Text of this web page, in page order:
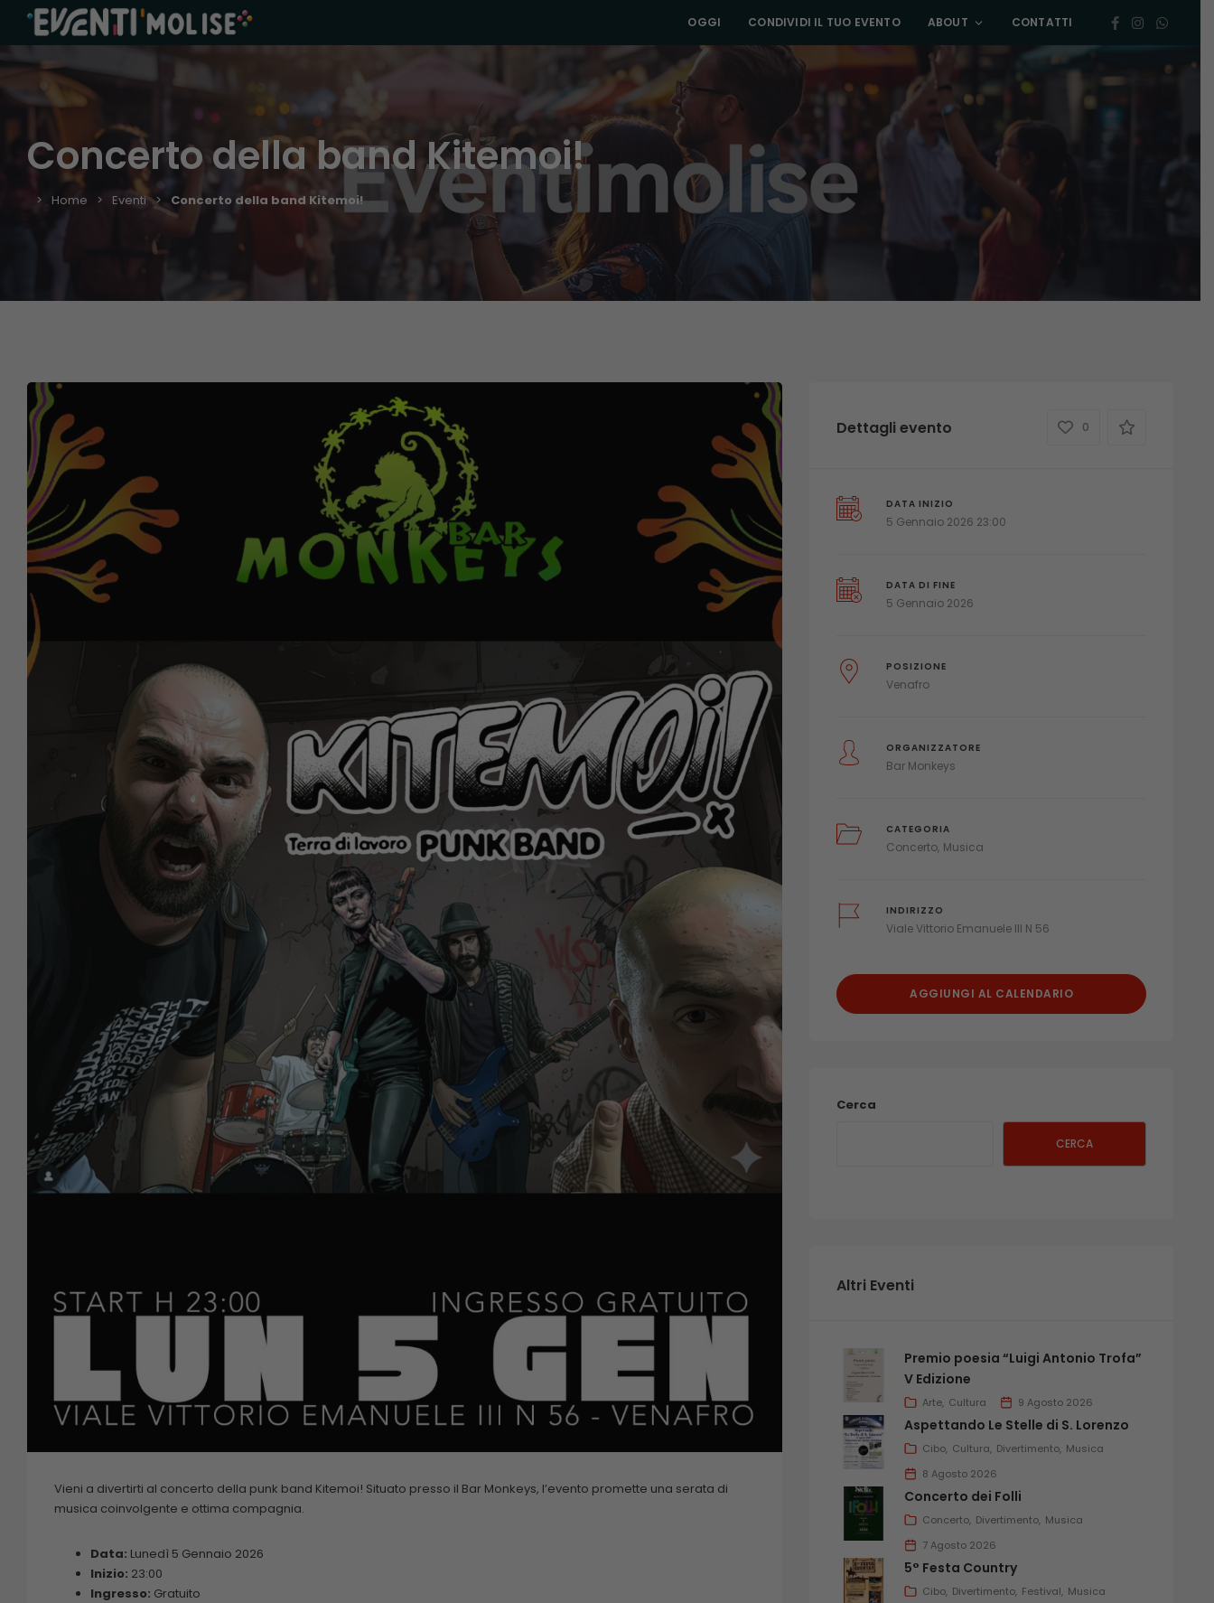
OGGI CONDIVIDI IL TUO EVENTO ABOUT CONTATTI
Concerto della band Kitemoi!
Home Eventi Concerto della band Kitemoi!
Vieni a divertirti al concerto della punk band Kitemoi! Situato presso il Bar Monkeys, l’evento promette una serata di
musica coinvolgente e ottima compagnia.
Data: Lunedì 5 Gennaio 2026
Inizio: 23:00
Ingresso: Gratuito
Dettagli evento 0
DATA INIZIO
5 Gennaio 2026 23:00
DATA DI FINE
5 Gennaio 2026
POSIZIONE
Venafro
ORGANIZZATORE
Bar Monkeys
CATEGORIA
Concerto Musica
INDIRIZZO
Viale Vittorio Emanuele III N 56
AGGIUNGI AL CALENDARIO
Cerca
CERCA
Altri Eventi
Premio poesia “Luigi Antonio Trofa”
V Edizione
Arte Cultura 9 Agosto 2026
Aspettando Le Stelle di S. Lorenzo
Cibo Cultura Divertimento Musica
8 Agosto 2026
Concerto dei Folli
Concerto Divertimento Musica
7 Agosto 2026
5° Festa Country
Cibo Divertimento Festival Musica